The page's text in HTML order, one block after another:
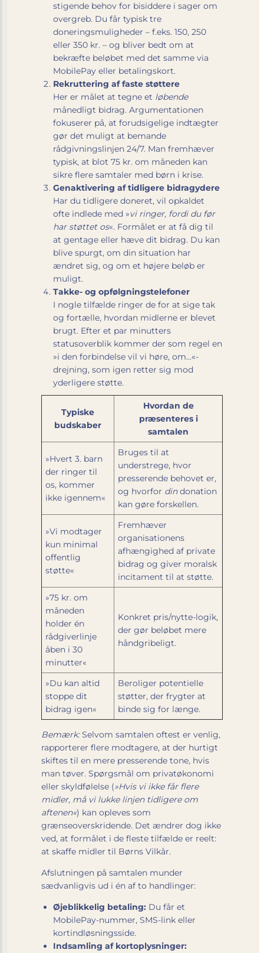
stigende behov for bisiddere i sager om
overgreb. Du får typisk tre
doneringsmuligheder – f.eks. 150, 250
eller 350 kr. – og bliver bedt om at
bekræfte beløbet med det samme via
MobilePay eller betalingskort.
Rekruttering af faste støttere
Her er målet at tegne et løbende
månedligt bidrag. Argumentationen
fokuserer på, at forudsigelige indtægter
gør det muligt at bemande
rådgivningslinjen 24/7. Man fremhæver
typisk, at blot 75 kr. om måneden kan
sikre flere samtaler med børn i krise.
Genaktivering af tidligere bidragydere
Har du tidligere doneret, vil opkaldet
ofte indlede med »vi ringer, fordi du før
har støttet os«. Formålet er at få dig til
at gentage eller hæve dit bidrag. Du kan
blive spurgt, om din situation har
ændret sig, og om et højere beløb er
muligt.
Takke- og opfølgningstelefoner
I nogle tilfælde ringer de for at sige tak
og fortælle, hvordan midlerne er blevet
brugt. Efter et par minutters
statusoverblik kommer der som regel en
»i den forbindelse vil vi høre, om…«-
drejning, som igen retter sig mod
yderligere støtte.
Typiske
budskaber
Hvordan de
præsenteres i
samtalen
»Hvert 3. barn
der ringer til
os, kommer
ikke igennem«
Bruges til at
understrege, hvor
presserende behovet er,
og hvorfor dindonation
kan gøre forskellen.
»Vi modtager
kun minimal
offentlig
støtte«
Fremhæver
organisationens
afhængighed af private
bidrag og giver moralsk
incitament til at støtte.
»75 kr. om
måneden
holder én
rådgiverlinje
åben i 30
minutter«
Konkret pris/nytte-logik,
der gør beløbet mere
håndgribeligt.
»Du kan altid
stoppe dit
bidrag igen«
Beroliger potentielle
støtter, der frygter at
binde sig for længe.
Bemærk:Selvom samtalen oftest er venlig,
rapporterer flere modtagere, at der hurtigt
skiftes til en mere presserende tone, hvis
man tøver. Spørgsmål om privatøkonomi
eller skyldfølelse (»Hvis vi ikke får flere
midler, må vi lukke linjen tidligere om
aftenen«) kan opleves som
grænseoverskridende. Det ændrer dog ikke
ved, at formålet i de fleste tilfælde er reelt:
at skaffe midler til Børns Vilkår.
Afslutningen på samtalen munder
sædvanligvis ud i én af to handlinger:
Øjeblikkelig betaling: Du får et
MobilePay-nummer, SMS-link eller
kortindløsningsside.
Indsamling af kortoplysninger: